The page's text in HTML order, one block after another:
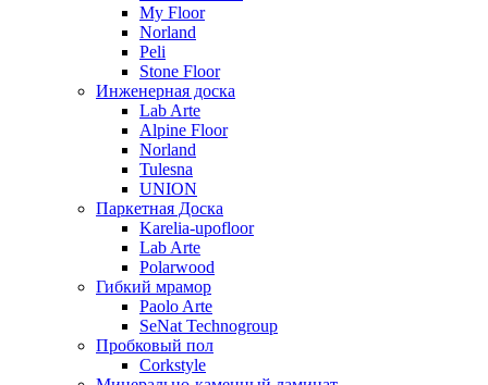
My Floor
Norland
Peli
Stone Floor
Инженерная доска
Lab Arte
Alpine Floor
Norland
Tulesna
UNION
Паркетная Доска
Karelia-upofloor
Lab Arte
Polarwood
Гибкий мрамор
Paolo Arte
SeNat Technogroup
Пробковый пол
Corkstyle